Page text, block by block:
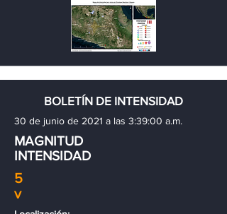
BOLETÍN DE INTENSIDAD
30 de junio de 2021 a las 3:39:00 a.m.
MAGNITUD
INTENSIDAD
5
v